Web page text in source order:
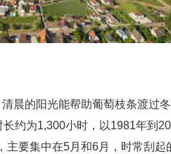
晨的阳光能帮助葡萄枝条渡过
约为1,300小时，以1981年到
主要集中在5月和6月，时常刮